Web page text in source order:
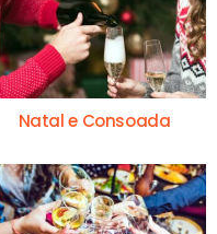
Natal e Consoada